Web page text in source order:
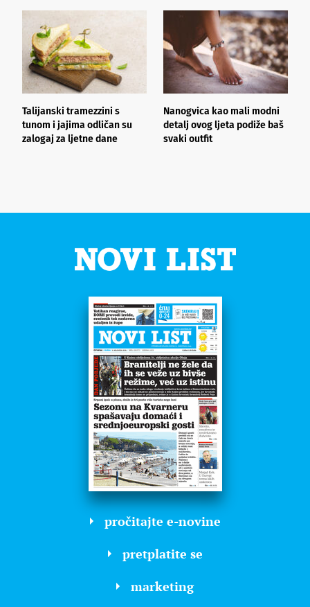
Talijanski tramezzini s
tunom i jajima odličan su
zalogaj za ljetne dane
Nanogvica kao mali modni
detalj ovog ljeta podiže baš
svaki outfit
pročitajte e-novine
pretplatite se
marketing